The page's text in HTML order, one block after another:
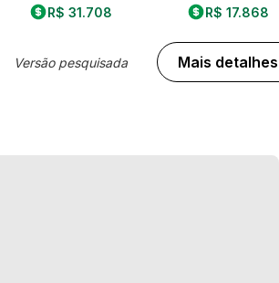
R$ 31.708
Versão pesquisada
R$ 17.868
Mais detalhes